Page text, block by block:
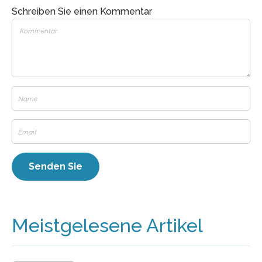
Schreiben Sie einen Kommentar
Meistgelesene Artikel